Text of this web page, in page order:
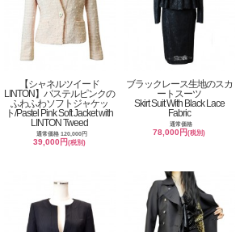
【シャネルツイード
LINTON】パステルピンクの
ふわふわソフトジャケッ
ト/Pastel Pink Soft Jacket with
LINTON Tweed
通常価格 120,000円
39,000円(税別)
ブラックレース生地のスカ
ートスーツ
Skirt Suit With Black Lace
Fabric
通常価格
78,000円(税別)